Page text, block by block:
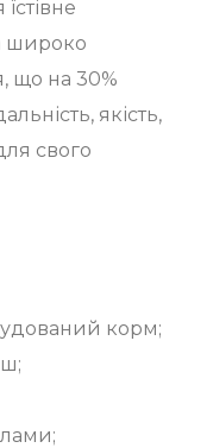
широко
що на 30%
якість,
свого
корм;